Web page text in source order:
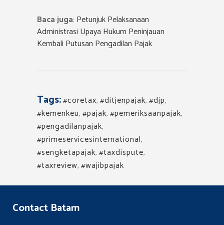
Baca juga: Petunjuk Pelaksanaan
Administrasi Upaya Hukum Peninjauan
Kembali Putusan Pengadilan Pajak
Tags:#coretax,#ditjenpajak,#djp,
#kemenkeu,#pajak,#pemeriksaanpajak,
#pengadilanpajak,
#primeservicesinternational,
#sengketapajak,#taxdispute,
#taxreview,#wajibpajak
Contact Batam